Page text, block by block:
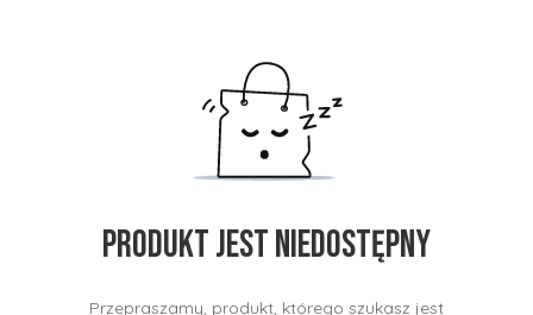
Produkt jest niedostępny
Przepraszamy, produkt, którego szukasz jest